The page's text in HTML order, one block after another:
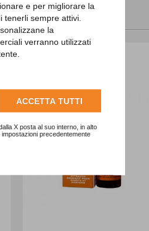
e per migliorare la
sempre attivi.
la
verranno utilizzati
ACCETTA TUTTI
X posta al suo interno, in alto
precedentemente